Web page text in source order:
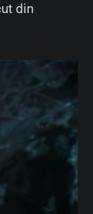
din